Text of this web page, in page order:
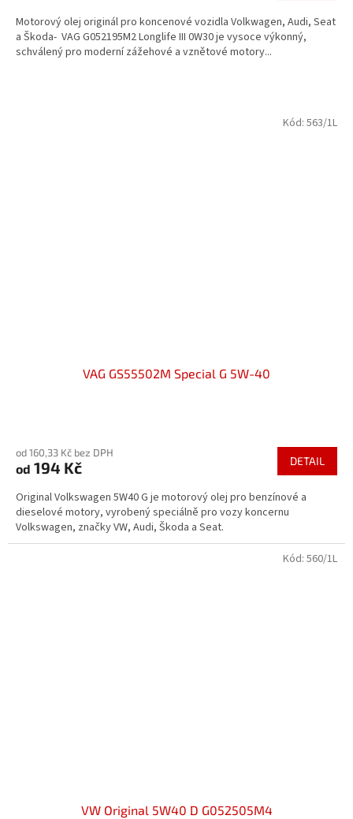
5
hvězdiček.
Motorový olej originál pro koncenové vozidla Volkwagen, Audi, Seat
a Škoda- VAG G052195M2 Longlife III 0W30 je vysoce výkonný,
schválený pro moderní zážehové a vznětové motory...
VAG GS55502M Special G 5W-40
produktu
je
z
5
hvězdiček.
od 160,33 Kč bez DPH
od 194 Kč DETAIL
Original Volkswagen 5W40 G je motorový olej pro benzínové a
dieselové motory, vyrobený speciálně pro vozy koncernu
Volkswagen, značky VW, Audi, Škoda a Seat.
Kód: 563/1L
VW Original 5W40 D G052505M4
Kód: 560/1L